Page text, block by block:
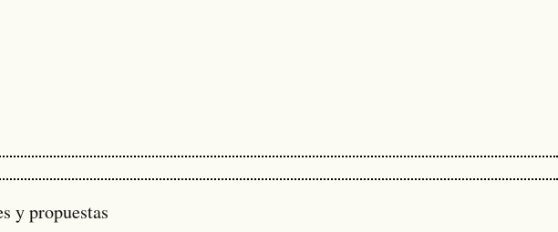
y propuestas